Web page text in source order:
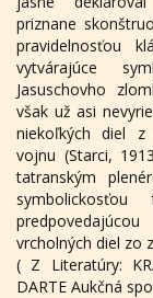
priznane
pravidelnosťou
vytvárajúce
Jasuschovho
však už asi
niekoľkých diel z
vojnu (Starci,
tatranským
vrcholných diel zo
( Z Literatúry:
DARTE Aukčná